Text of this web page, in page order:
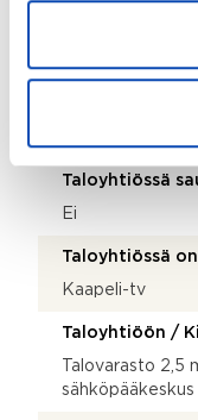
Taloyhtiössä
Ei
Taloyhtiössä
Kaapeli-tv
Taloyhtiöön /
Talovarasto 2,5
sähköpääkeskus